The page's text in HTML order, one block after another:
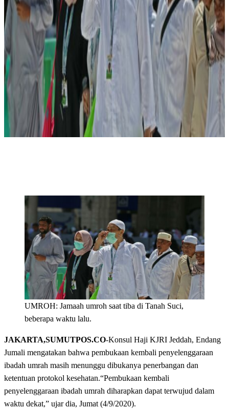
UMROH: Jamaah umroh saat tiba di Tanah Suci,
beberapa waktu lalu.
JAKARTA,SUMUTPOS.CO-Konsul Haji KJRI Jeddah, Endang
Jumali mengatakan bahwa pembukaan kembali penyelenggaraan
ibadah umrah masih menunggu dibukanya penerbangan dan
ketentuan protokol kesehatan.“Pembukaan kembali
penyelenggaraan ibadah umrah diharapkan dapat terwujud dalam
waktu dekat,” ujar dia, Jumat (4/9/2020).